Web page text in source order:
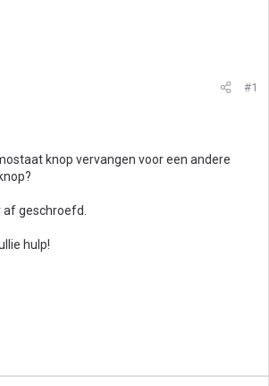
#1
knop vervangen voor een andere
af geschroefd.
hulp!